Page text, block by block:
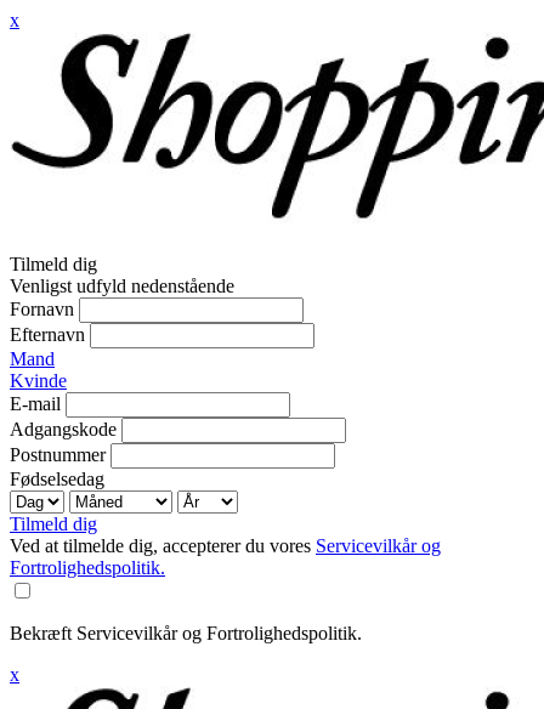
x
Tilmeld dig
Venligst udfyld nedenstående
Fornavn
Efternavn
Mand
Kvinde
E-mail
Adgangskode
Postnummer
Fødselsedag
Tilmeld dig
Ved at tilmelde dig, accepterer du vores Servicevilkår og
Fortrolighedspolitik.
Bekræft Servicevilkår og Fortrolighedspolitik.
x